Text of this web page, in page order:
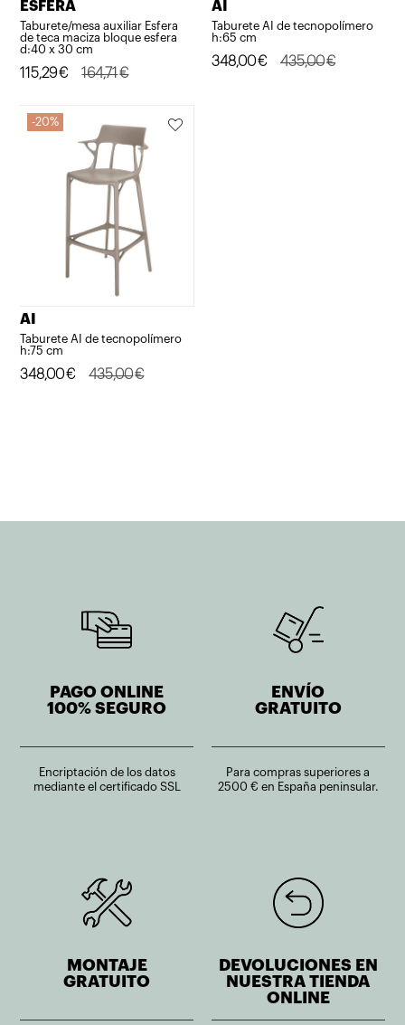
ESFERA
Taburete/mesa auxiliar Esfera
de teca maciza bloque esfera
d:40 x 30 cm
164,71€
El
original
115,29€
El
actual
AI
Taburete AI de tecnopolímero
h:65 cm
435,00€
El
348,00€
El
20%
AI
Taburete AI de tecnopolímero
h:75 cm
435,00€
El
348,00€
El
PAGO ONLINE
100% SEGURO
Encriptación de los datos
mediante el certificado SSL
ENVÍO
GRATUITO
Para compras superiores a
2500 € en España peninsular.
MONTAJE
GRATUITO
DEVOLUCIONES EN
NUESTRA TIENDA
ONLINE